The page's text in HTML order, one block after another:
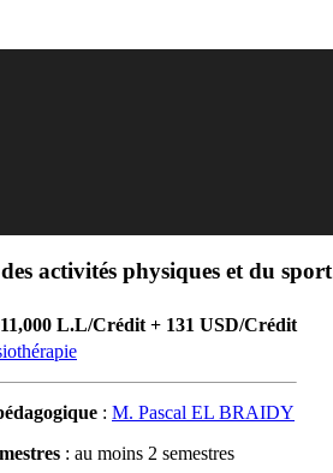
activités physiques et du sport
L.L/Crédit + 131 USD/Crédit
: M. Pascal EL BRAIDY
: au moins 2 semestres